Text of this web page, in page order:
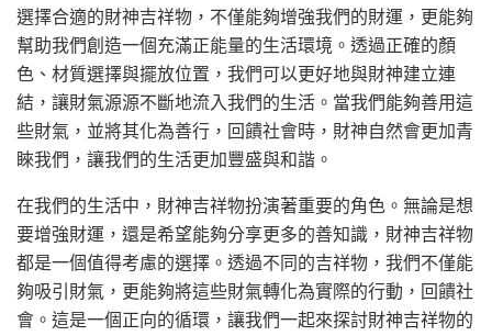
選擇合適的財神吉祥物，不僅能夠增強我們的財運，更能夠
幫助我們創造一個充滿正能量的生活環境。透過正確的顏
色、材質選擇與擺放位置，我們可以更好地與財神建立連
結，讓財氣源源不斷地流入我們的生活。當我們能夠善用這
些財氣，並將其化為善行，回饋社會時，財神自然會更加青
睞我們，讓我們的生活更加豐盛與和諧。
在我們的生活中，財神吉祥物扮演著重要的角色。無論是想
要增強財運，還是希望能夠分享更多的善知識，財神吉祥物
都是一個值得考慮的選擇。透過不同的吉祥物，我們不僅能
夠吸引財氣，更能夠將這些財氣轉化為實際的行動，回饋社
會。這是一個正向的循環，讓我們一起來探討財神吉祥物的